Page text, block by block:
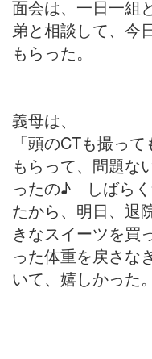
面会は、一日一組
弟と相談して、今
もらった。
義母は、
「頭のCTも撮っ
もらって、問題な
ったの♪ しばらく
たから、明日、退
きなスイーツを買
った体重を戻さな
いて、嬉しかった。